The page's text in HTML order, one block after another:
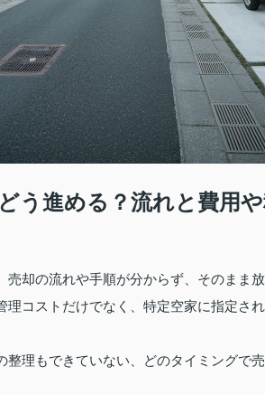
う進める？流れと費用
却の流れや手順が分からず、そのまま
理コストだけでなく、特定空家に指定さ
整理もできていない、どのタイミングで